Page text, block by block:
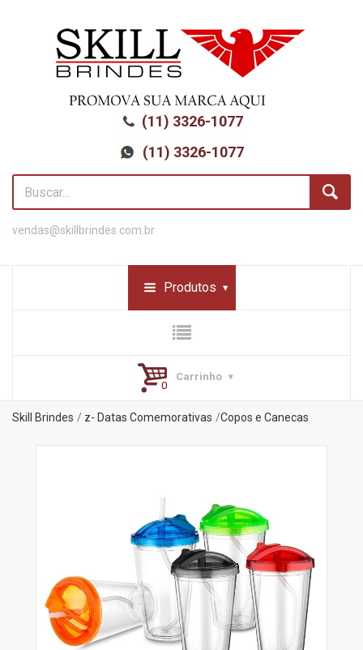
(11) 3326-1077
(11) 3326-1077
vendas@skillbrindes.com.br
Produtos
Carrinho
Skill Brindes z- Datas Comemorativas Copos e Canecas